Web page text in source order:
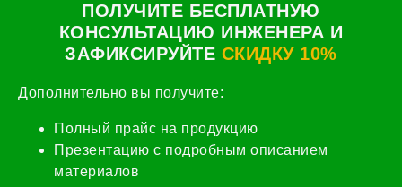
ПОЛУЧИТЕ БЕСПЛАТНУЮ
КОНСУЛЬТАЦИЮ ИНЖЕНЕРА И
ЗАФИКСИРУЙТЕ СКИДКУ 10%
Дополнительно вы получите:
Полный прайс на продукцию
Презентацию с подробным описанием
материалов